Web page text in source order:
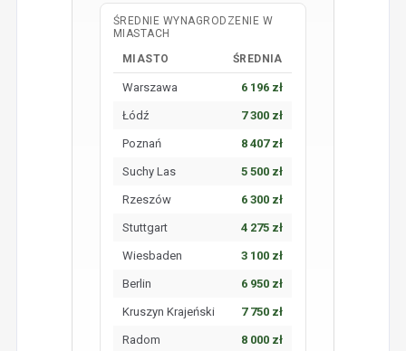
ŚREDNIE WYNAGRODZENIE W
MIASTACH
MIASTO
ŚREDNIA
Warszawa 6 196 zł
Łódź 7 300 zł
Poznań 8 407 zł
Suchy Las 5 500 zł
Rzeszów 6 300 zł
Stuttgart 4 275 zł
Wiesbaden 3 100 zł
Berlin 6 950 zł
Kruszyn Krajeński 7 750 zł
Radom 8 000 zł